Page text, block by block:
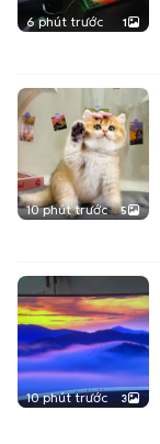
6 phút trước 1
10 phút trước 5
10 phút trước 3